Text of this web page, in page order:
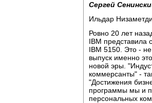
Сергей
Ильдар
Ровно 20 лет
IBM представила
IBM 5150. Это -
выпуск именно
новой эры.
коммерсанты" -
"Достижения
программы мы и
персональных